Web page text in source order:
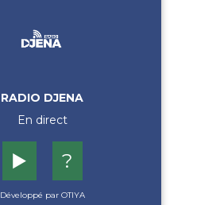
RADIO DJENA
En direct
▶️ ?
Développé par OTIYA